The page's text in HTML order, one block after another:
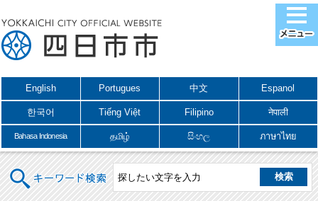
English Portugues 中文 Espanol
한국어 Tiếng Việt Filipino नेपाली
Bahasa Indonesia தமிழ் සිංහල ภาษาไทย
キーワード検索